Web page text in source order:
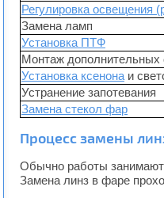
Регулировка освещения
Замена ламп
Установка ПТФ
Монтаж
Установка ксенона и
Устранение запотевания
Замена стекол фар
Процесс замены
Обычно работы занимают
Замена линз в фаре